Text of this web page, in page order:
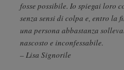
fosse possibile. Io spiegai loro
senza sensi di colpa e, entro la
una persona abbastanza
nascosto e inconfessabile.
– Lisa Signorile